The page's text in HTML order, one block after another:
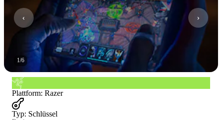
1/6
Plattform: Razer
Typ: Schlüssel